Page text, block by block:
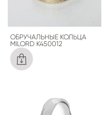
ОБРУЧАЛЬНЫЕ КОЛЬЦА
MILORD K450012